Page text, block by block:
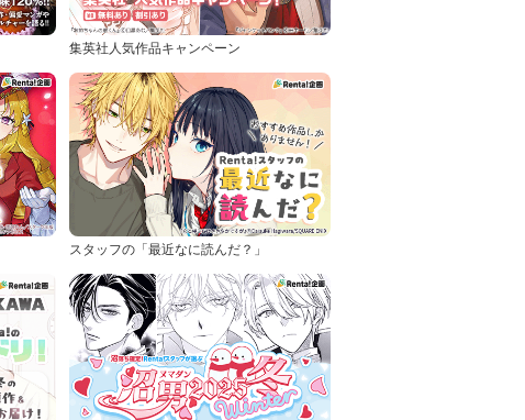
集英社人気作品キャンペーン
スタッフの「最近なに読んだ？」